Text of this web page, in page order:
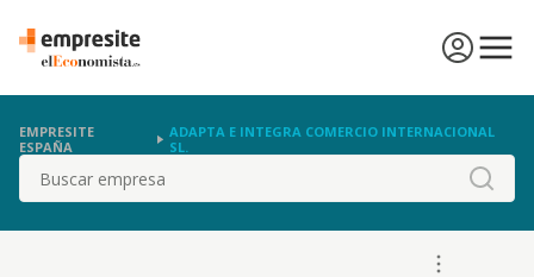
EMPRESITE
ESPAÑA
ADAPTA E INTEGRA COMERCIO INTERNACIONAL
SL.
Buscar